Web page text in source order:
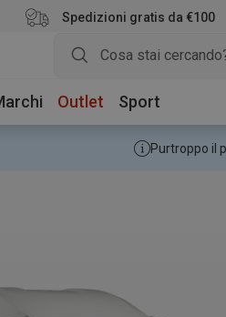
Spedizioni gratis da €100
Outlet Sport
Purtroppo il